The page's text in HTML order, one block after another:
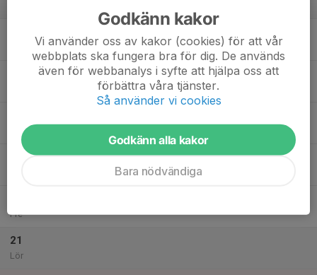
Ons
Fre
21
Lör
Godkänn kakor
Vi använder oss av kakor (cookies) för att vår
webbplats ska fungera bra för dig. De används
även för webbanalys i syfte att hjälpa oss att
förbättra våra tjänster.
Så använder vi cookies
Godkänn alla kakor
Bara nödvändiga